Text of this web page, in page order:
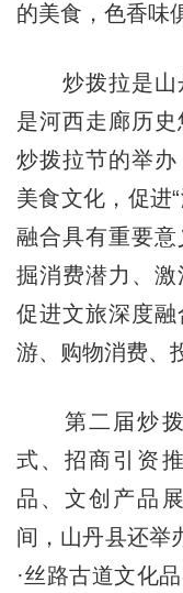
的美食，色香味
炒拨拉是山
是河西走廊历
炒拨拉节的举
美食文化，促进
融合具有重要
掘消费潜力、
促进文旅深度
游、购物消费、
第二届炒拨
式、招商引资
品、文创产品
间，山丹县还举
·丝路古道文化